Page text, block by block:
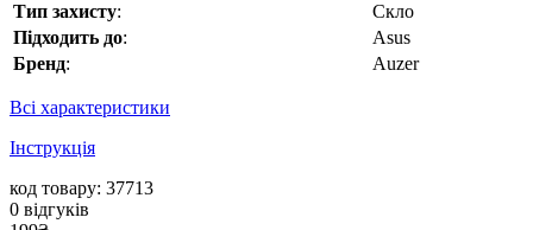
Тип захисту:
Скло
Підходить до:
Asus
Бренд: Auzer
Всі характеристики
Інструкція
код товару: 37713
0 відгуків